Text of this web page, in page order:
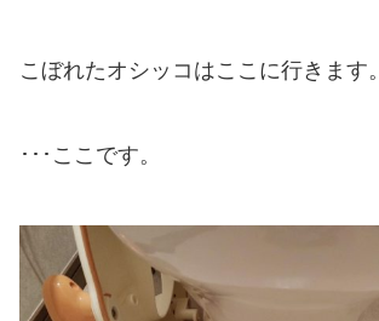
こぼれたオシッコはここに行きます。
･･･ここです。